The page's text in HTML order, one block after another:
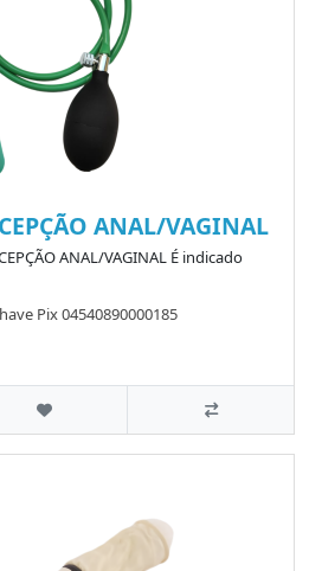
ANAL/VAGINAL
ANAL/VAGINAL É indicado
Pix 04540890000185